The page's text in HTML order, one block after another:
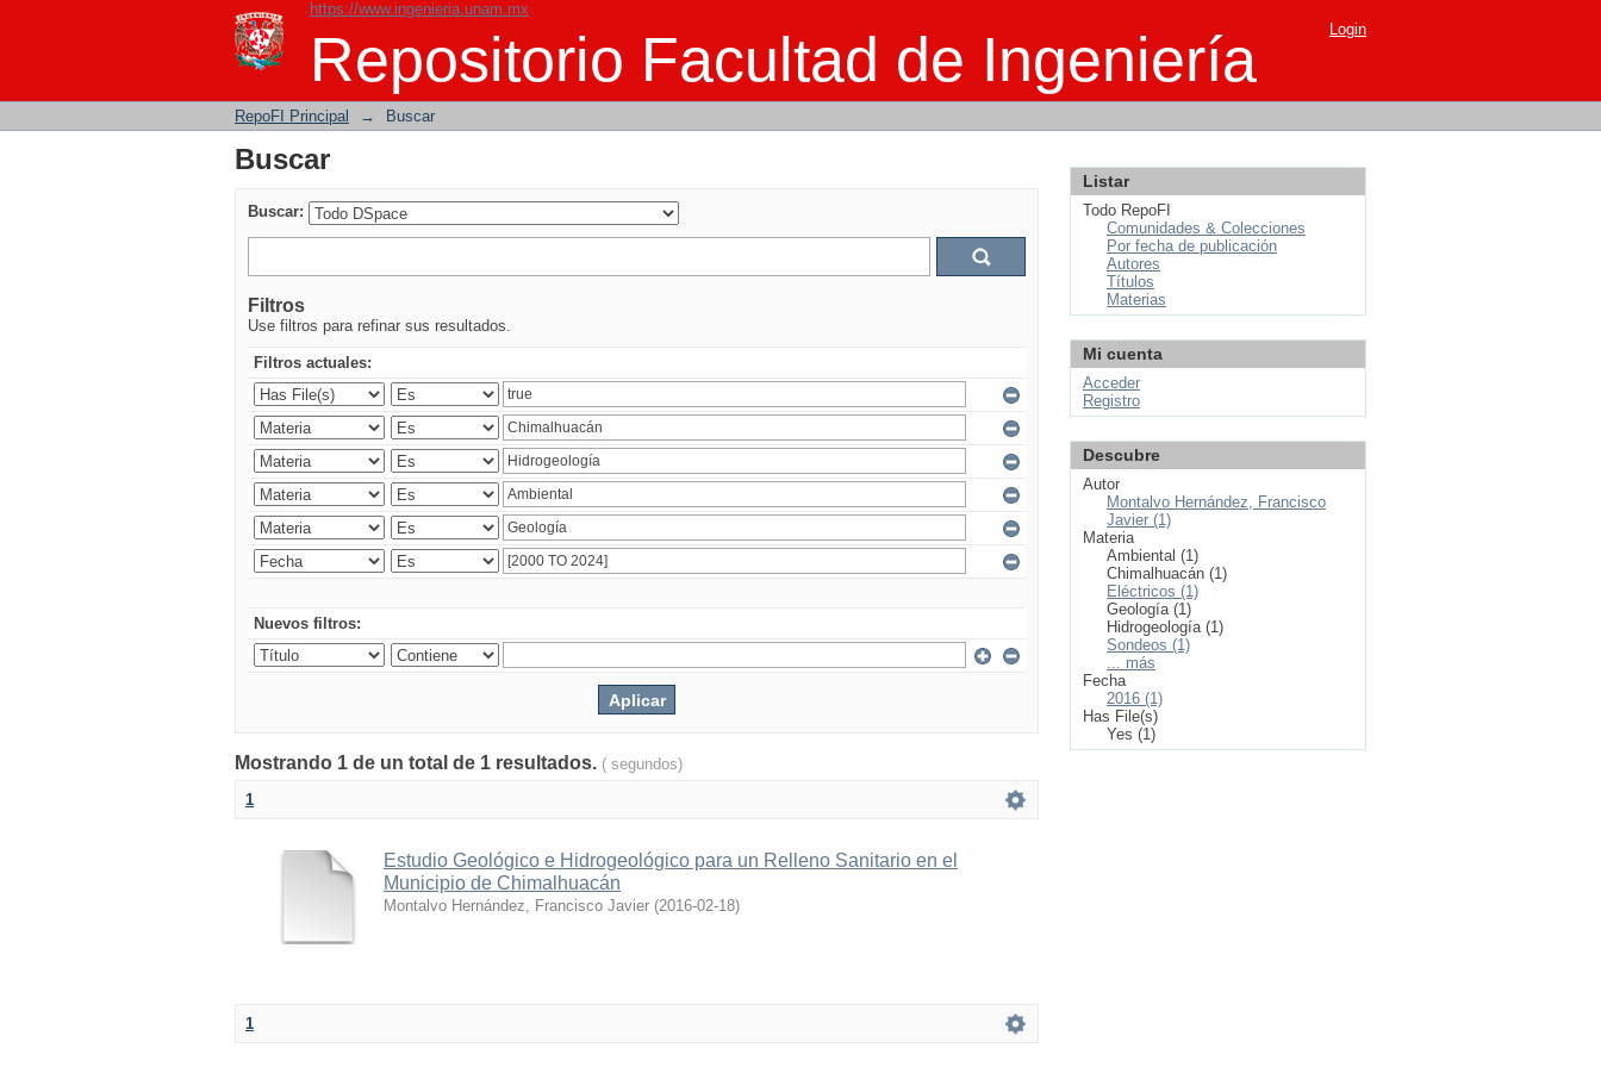
https://www.ingenieria.unam.mx
Repositorio Facultad de Ingeniería
Buscar Login
RepoFI Principal → Buscar
Buscar
Buscar:
Filtros
Use filtros para refinar sus resultados.
Filtros actuales:
Nuevos filtros:
Mostrando 1 de un total de 1 resultados. ( segundos)
1
Estudio Geológico e Hidrogeológico para un Relleno Sanitario en el
Municipio de Chimalhuacán
Montalvo Hernández, Francisco Javier (2016-02-18)
1
Listar
Todo RepoFI
Comunidades & Colecciones
Por fecha de publicación
Autores
Títulos
Materias
Mi cuenta
Acceder
Registro
Descubre
Autor
Montalvo Hernández, Francisco
Javier (1)
Materia
Ambiental (1)
Chimalhuacán (1)
Eléctricos (1)
Geología (1)
Hidrogeología (1)
Sondeos (1)
... más
Fecha
2016 (1)
Has File(s)
Yes (1)